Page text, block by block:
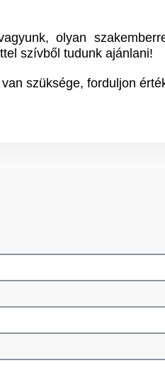
olyan
szívből tudunk ajánlani!
szüksége, forduljon